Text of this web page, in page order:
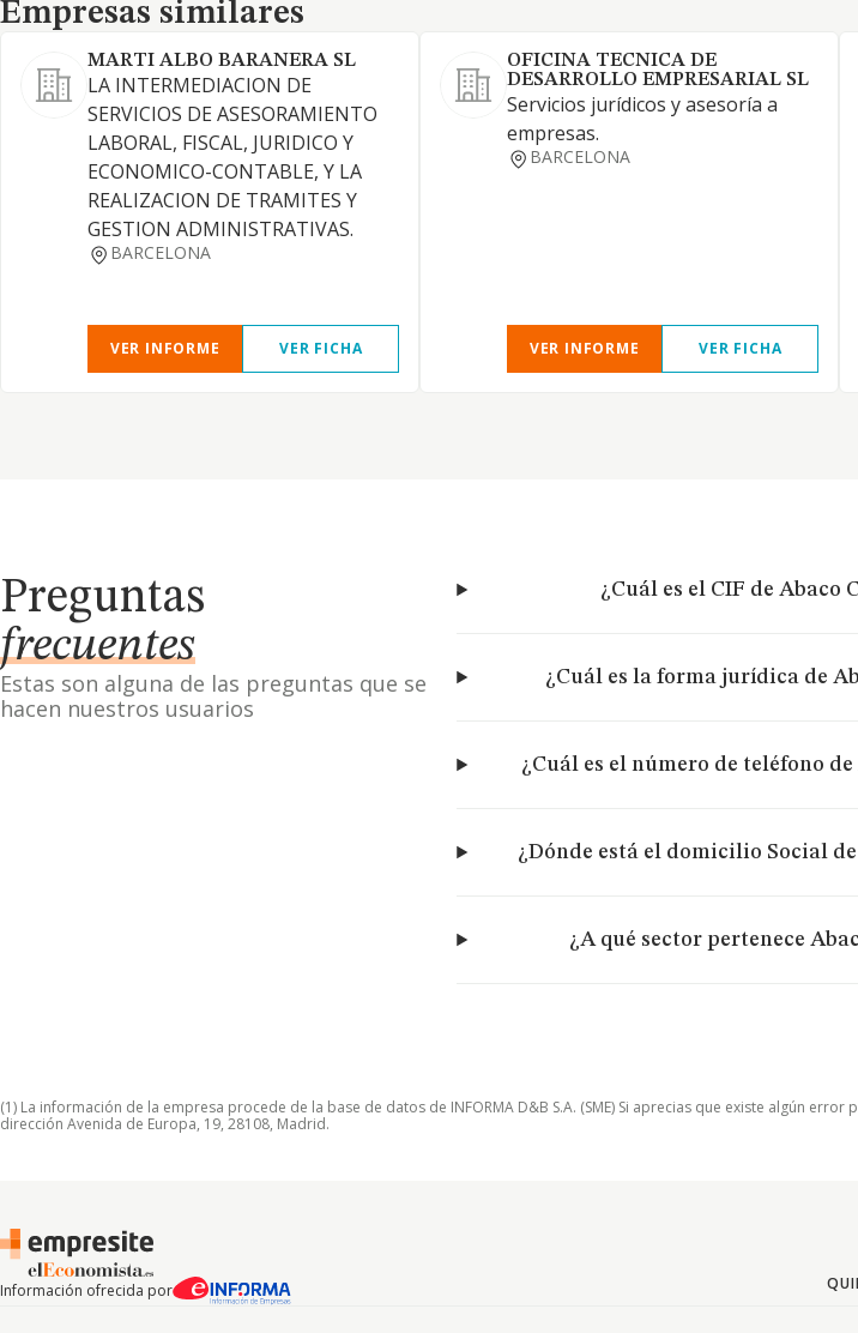
Empresas similares
MARTI ALBO BARANERA SL
LA INTERMEDIACION DE
SERVICIOS DE ASESORAMIENTO
LABORAL, FISCAL, JURIDICO Y
ECONOMICO-CONTABLE, Y LA
REALIZACION DE TRAMITES Y
GESTION ADMINISTRATIVAS.
BARCELONA
VER INFORME VER FICHA
OFICINA TECNICA DE
DESARROLLO EMPRESARIAL SL
Servicios jurídicos y asesoría a
empresas.
BARCELONA
VER INFORME VER FICHA
Preguntas
frecuentes
Estas son alguna de las preguntas que se
hacen nuestros usuarios
¿Cuál es el CIF de
¿Cuál es la forma jurídica de
¿Cuál es el número de teléfono
¿Dónde está el domicilio Social
¿A qué sector pertenece
(1) La información de la empresa procede de la base de datos de INFORMA D&B S.A. (SME) Si aprecias que existe algún
dirección Avenida de Europa, 19, 28108, Madrid.
Información ofrecida por